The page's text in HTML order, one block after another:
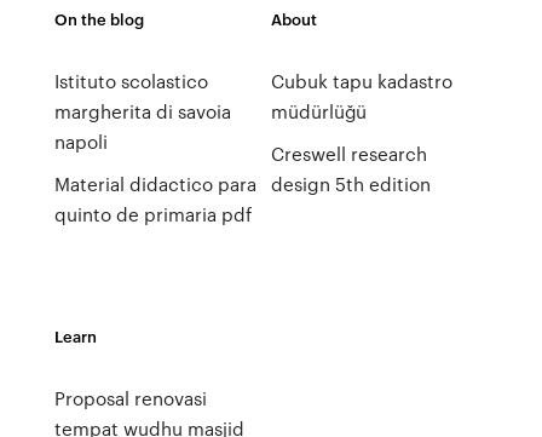
On the blog
Istituto scolastico
margherita di savoia
napoli
Material didactico para
quinto de primaria pdf
About
Cubuk tapu kadastro
müdürlüğü
Creswell research
design 5th edition
Learn
Proposal renovasi
tempat wudhu masjid